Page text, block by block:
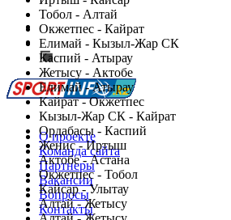
Тобол - Алтай
Окжетпес - Кайрат
Елимай - Кызыл-Жар СК
Каспий - Атырау
Жетысу - Актобе
Елимай - Атырау
Кайрат - Окжетпес
Кызыл-Жар СК - Кайрат
Ордабасы - Каспий
Женис - Иртыш
Актобе - Астана
Окжетпес - Тобол
Кайсар - Улытау
Алтай - Жетысу
Есть идея?
Сообщить о мероприятии
Перейти на старый сайт
О проекте
Команда сайта
Партнеры
Вакансии
Вопросы
Контакты